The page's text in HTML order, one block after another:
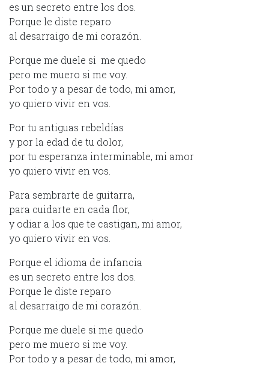
es un secreto entre los dos.
Porque le diste reparo
al desarraigo de mi corazón.
Porque me duele si me quedo
pero me muero si me voy.
Por todo y a pesar de todo, mi amor,
yo quiero vivir en vos.
Por tu antiguas rebeldías
y por la edad de tu dolor,
por tu esperanza interminable, mi amor
yo quiero vivir en vos.
Para sembrarte de guitarra,
para cuidarte en cada flor,
y odiar a los que te castigan, mi amor,
yo quiero vivir en vos.
Porque el idioma de infancia
es un secreto entre los dos.
Porque le diste reparo
al desarraigo de mi corazón.
Porque me duele si me quedo
pero me muero si me voy.
Por todo y a pesar de todo, mi amor,